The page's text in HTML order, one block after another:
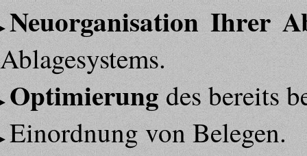
Neuorganisation Ihrer
Ablagesystems.
Optimierungdes bereits
Einordnung von Belegen.